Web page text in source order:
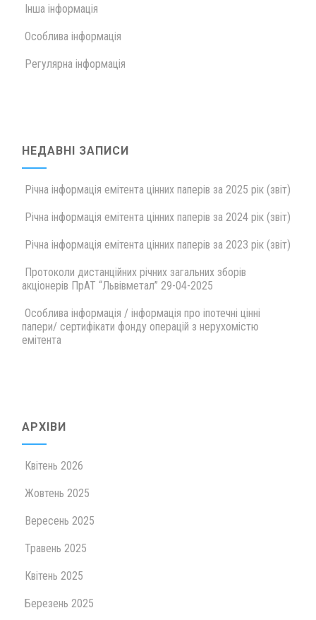
Інша інформація
Особлива інформація
Регулярна інформація
НЕДАВНІ ЗАПИСИ
Річна інформація емітента цінних паперів за 2025 рік (звіт)
Річна інформація емітента цінних паперів за 2024 рік (звіт)
Річна інформація емітента цінних паперів за 2023 рік (звіт)
Протоколи дистанційних річних загальних зборів
акціонерів ПрАТ “Львівметал” 29-04-2025
Особлива інформація / інформація про іпотечні цінні
папери/ сертифікати фонду операцій з нерухомістю
емітента
АРХІВИ
Квітень 2026
Жовтень 2025
Вересень 2025
Травень 2025
Квітень 2025
Березень 2025